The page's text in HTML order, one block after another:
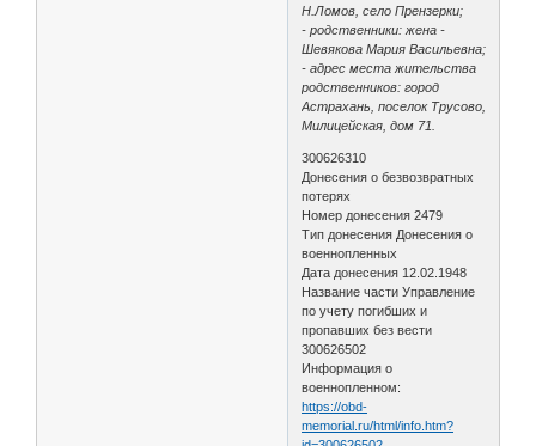
Н.Ломов, село Прензерки;
- родственники: жена -
Шевякова Мария Васильевна;
- адрес места жительства
родственников: город
Астрахань, поселок Трусово,
Милицейская, дом 71.
300626310
Донесения о безвозвратных
потерях
Номер донесения 2479
Тип донесения Донесения о
военнопленных
Дата донесения 12.02.1948
Название части Управление
по учету погибших и
пропавших без вести
300626502
Информация о
военнопленном:
https://obd-
memorial.ru/html/info.htm?